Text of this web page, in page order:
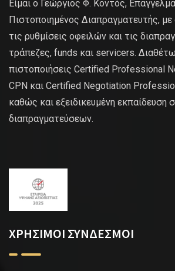
Είμαι ο Γεώργιος Φ. Κοντός,
Πιστοποιημένος Διαπραγματευτής, με
τις ρυθμίσεις οφειλών και τις
τράπεζες, funds και servicers. Διαθέτω
πιστοποιήσεις Certified Professional
CPN και Certified Negotiation
καθώς και εξειδικευμένη εκπαίδευση
διαπραγματεύσεων.
ΧΡΗΣΙΜΟΙ ΣΥΝΔΕΣΜΟΙ